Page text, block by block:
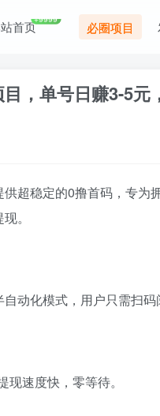
首页+9999
必圈项目
，单号日赚3-5元
超稳定的0撸首码，专
。
动化模式，用户只需扫
速度快，零等待。